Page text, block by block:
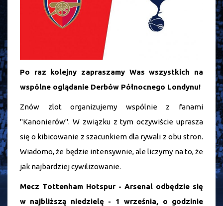
Po raz kolejny zapraszamy Was wszystkich na
wspólne oglądanie Derbów Północnego Londynu!
Znów zlot organizujemy wspólnie z fanami
"Kanonierów". W związku z tym oczywiście uprasza
się o kibicowanie z szacunkiem dla rywali z obu stron.
Wiadomo, że będzie intensywnie, ale liczymy na to, że
jak najbardziej cywilizowanie.
Mecz Tottenham Hotspur - Arsenal odbędzie się
w najbliższą niedzielę - 1 września, o godzinie